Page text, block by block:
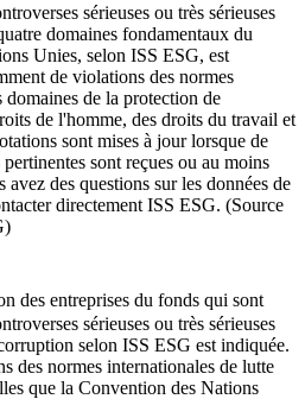
sérieuses ou très sérieuses
domaines fondamentaux du
Unies, selon ISS ESG, est
de violations des normes
domaines de la protection de
de l'homme, des droits du travail et
sont mises à jour lorsque de
sont reçues ou au moins
des questions sur les données de
directement ISS ESG. (Source
des entreprises du fonds qui sont
sérieuses ou très sérieuses
selon ISS ESG est indiquée.
des normes internationales de lutte
que la Convention des Nations